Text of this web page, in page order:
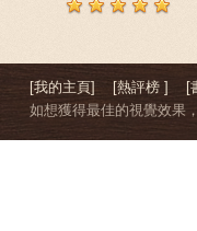
[我的主頁] [熱評榜 ] [
如想獲得最佳的視覺效果